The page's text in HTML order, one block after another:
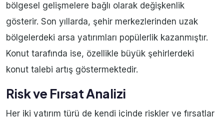
bölgesel gelişmelere bağlı olarak değişkenlik
gösterir. Son yıllarda, şehir merkezlerinden uzak
bölgelerdeki arsa yatırımları popülerlik kazanmıştır.
Konut tarafında ise, özellikle büyük şehirlerdeki
konut talebi artış göstermektedir.
Risk ve Fırsat Analizi
Her iki yatırım türü de kendi içinde riskler ve fırsatlar